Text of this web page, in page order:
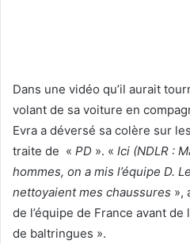
Dans une vidéo qu’il aurait
volant de sa voiture en
Evra a déversé sa colère sur
traite de « PD ». « Ici (NDLR :
hommes, on a mis l’équipe D.
nettoyaient mes chaussures »,
de l’équipe de France avant
de baltringues ».